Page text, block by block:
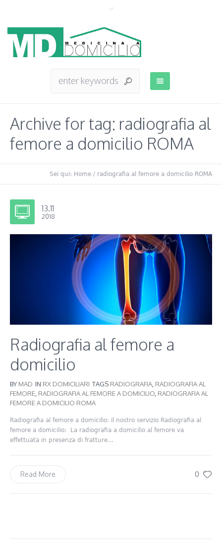
Archive for tag: radiografia al
femore a domicilio ROMA
Sei qui: Home / radiografia al femore a domicilio ROMA
13.11
2018
Radiografia al femore a
domicilio
BY MAD IN RX DOMICILIARI TAGS RADIOGRAFIA, RADIOGRAFIA AL
FEMORE, RADIOGRAFIA AL FEMORE A DOMICILIO, RADIOGRAFIA AL
FEMORE A DOMICILIO ROMA
Radiografia al femore a domicilio: il nostro servizio Radiografia al
femore a domicilio: La radiografia a domicilio al femore va
effettuata in presenza di fratture...
0
Read More